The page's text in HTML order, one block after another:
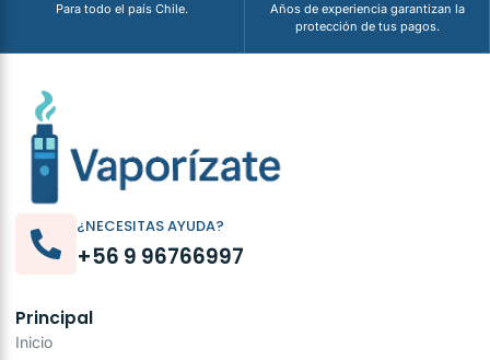
Para todo el país Chile.
Años de experiencia garantizan la
protección de tus pagos.
¿NECESITAS AYUDA?
+56 9 96766997
Principal
Inicio